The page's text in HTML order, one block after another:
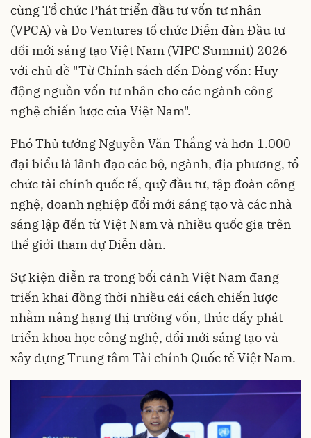
cùng Tổ chức Phát triển đầu tư vốn tư nhân
(VPCA) và Do Ventures tổ chức Diễn đàn Đầu tư
đổi mới sáng tạo Việt Nam (VIPC Summit) 2026
với chủ đề "Từ Chính sách đến Dòng vốn: Huy
động nguồn vốn tư nhân cho các ngành công
nghệ chiến lược của Việt Nam".
Phó Thủ tướng Nguyễn Văn Thắng và hơn 1.000
đại biểu là lãnh đạo các bộ, ngành, địa phương, tổ
chức tài chính quốc tế, quỹ đầu tư, tập đoàn công
nghệ, doanh nghiệp đổi mới sáng tạo và các nhà
sáng lập đến từ Việt Nam và nhiều quốc gia trên
thế giới tham dự Diễn đàn.
Sự kiện diễn ra trong bối cảnh Việt Nam đang
triển khai đồng thời nhiều cải cách chiến lược
nhằm nâng hạng thị trường vốn, thúc đẩy phát
triển khoa học công nghệ, đổi mới sáng tạo và
xây dựng Trung tâm Tài chính Quốc tế Việt Nam.